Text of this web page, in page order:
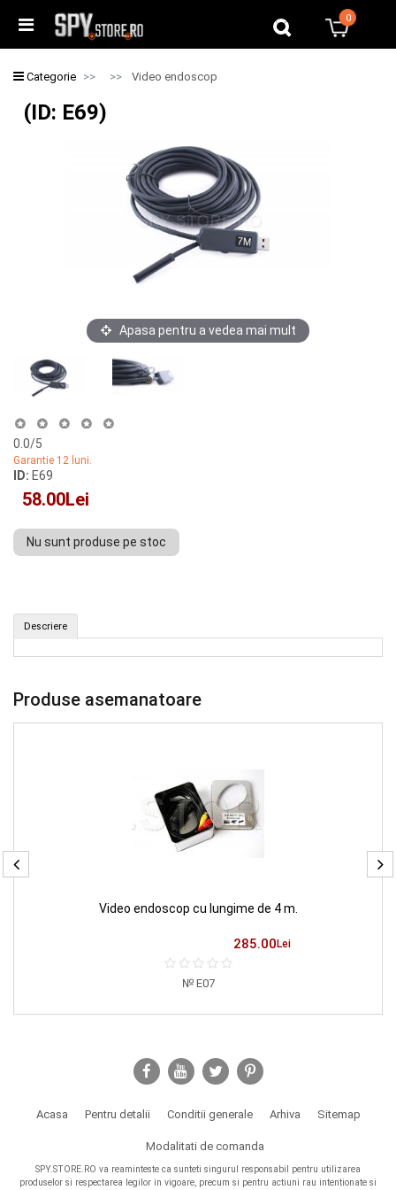
0
Categorie Video endoscop
(ID: E69)
Apasa pentru a vedea mai mult
0.0/5
Garantie 12 luni.
ID: E69
58.00Lei
Nu sunt produse pe stoc
(ID: E69)
Descriere
Produse asemanatoare
Video endoscop cu lungime de 4 m.
285.00 Lei
E07
Acasa Pentru detalii Conditii generale Arhiva Sitemap
Modalitati de comanda
SPY.STORE.RO va reaminteste ca sunteti singurul responsabil pentru utilizarea
produselor si respectarea legilor in vigoare, precum si pentru actiuni rau intentionate si